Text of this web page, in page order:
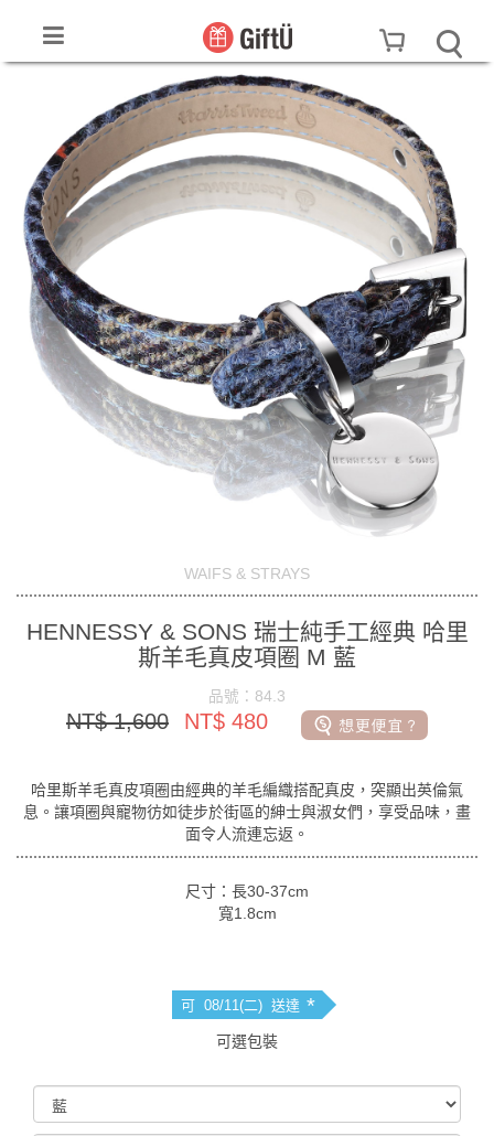
WAIFS & STRAYS
HENNESSY & SONS 瑞士純手工經典 哈里
斯羊毛真皮項圈 M 藍
品號：84.3
NT$ 1,600 NT$ 480
哈里斯羊毛真皮項圈由經典的羊毛編織搭配真皮，突顯出英倫氣
息。讓項圈與寵物彷如徒步於街區的紳士與淑女們，享受品味，畫
面令人流連忘返。
尺寸：長30-37cm
寬1.8cm
可 08/11(二) 送達 *
可選包裝